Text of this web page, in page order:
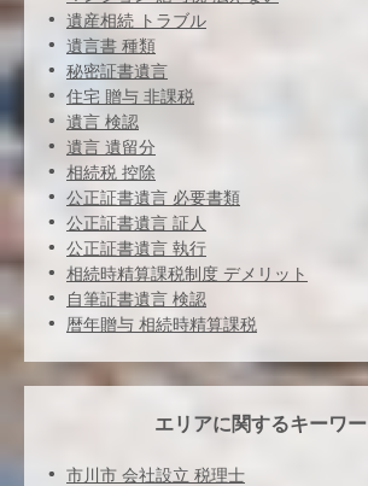
遺産相続 トラブル
遺言書 種類
秘密証書遺言
住宅 贈与 非課税
遺言 検認
遺言 遺留分
相続税 控除
公正証書遺言 必要書類
公正証書遺言 証人
公正証書遺言 執行
相続時精算課税制度 デメリット
自筆証書遺言 検認
暦年贈与 相続時精算課税
エリアに関するキーワ
市川市 会社設立 税理士